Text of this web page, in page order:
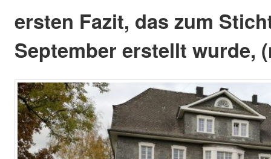
ersten Fazit, das zum
September erstellt wurde,